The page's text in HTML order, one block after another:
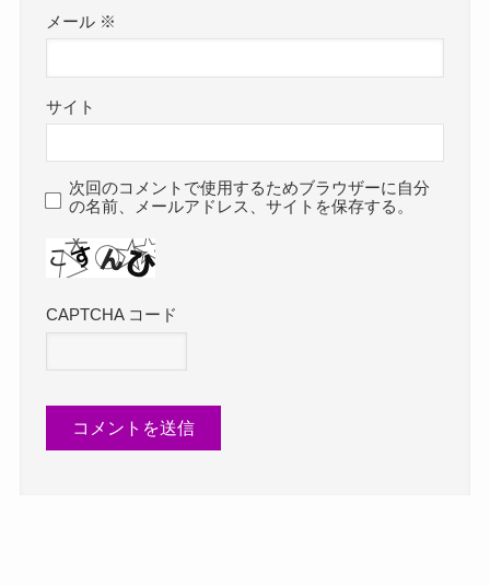
メール ※
サイト
次回のコメントで使用するためブラウザーに自分
の名前、メールアドレス、サイトを保存する。
CAPTCHA コード